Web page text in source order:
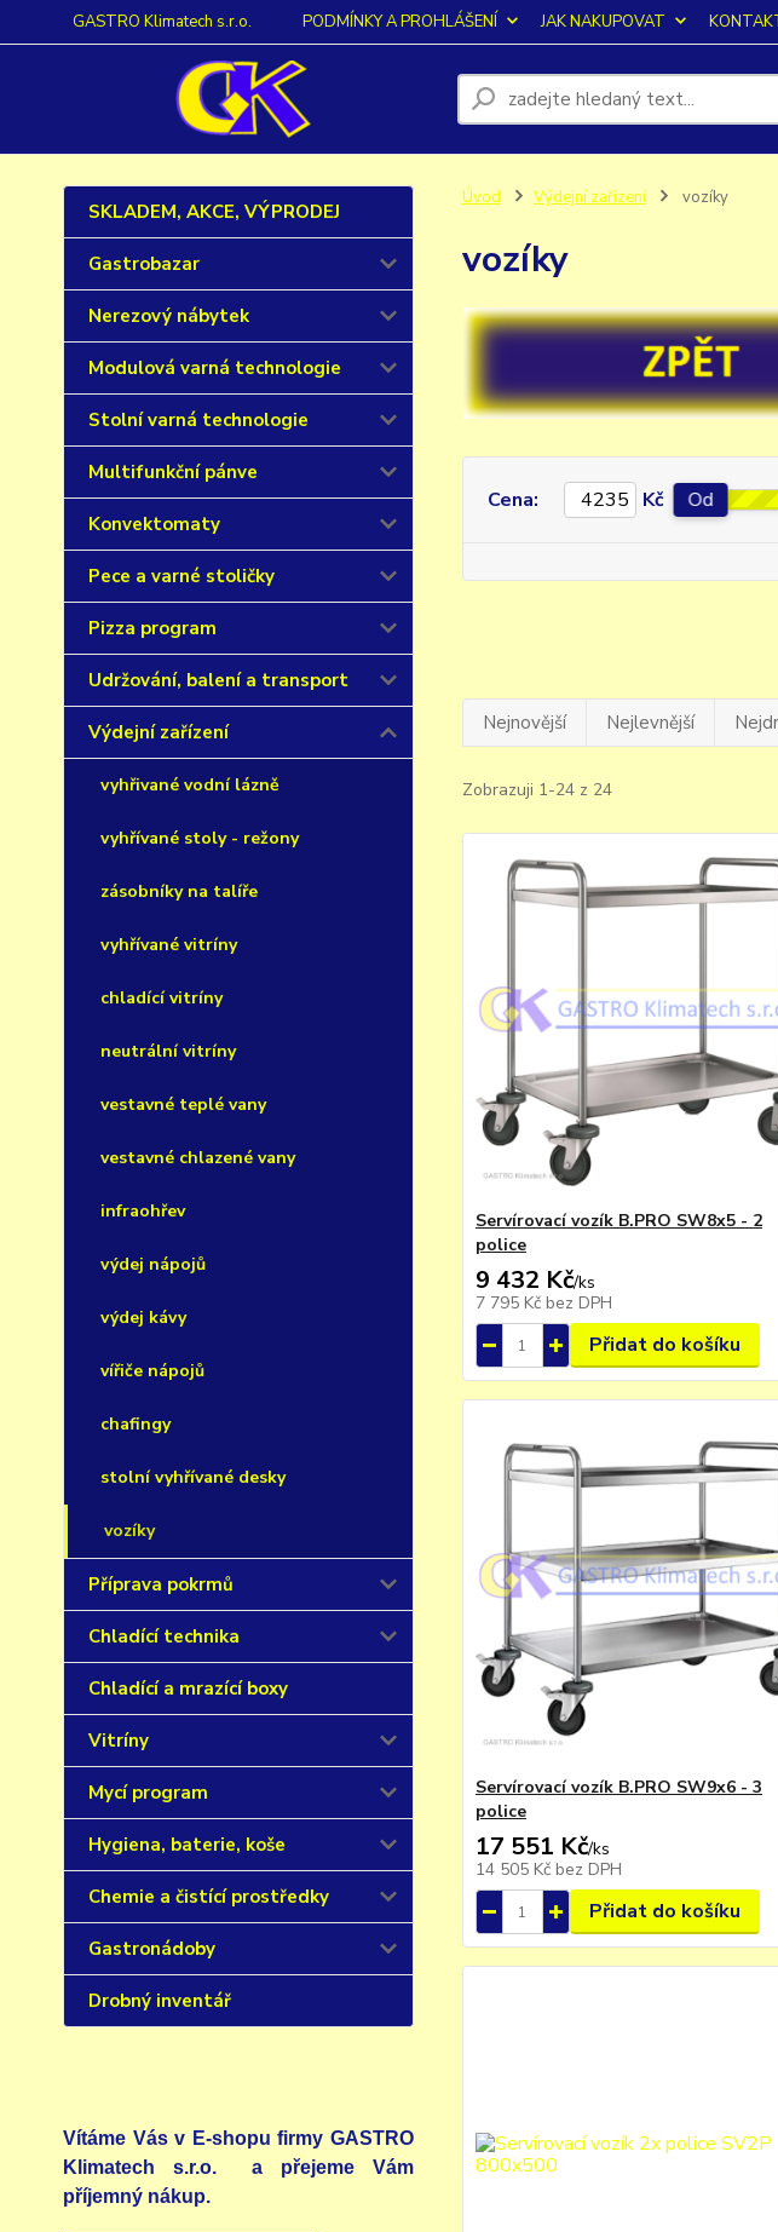
GASTRO Klimatech s.r.o. PODMÍNKY A PROHLÁŠENÍ JAK NAKUPOVAT
SKLADEM, AKCE, VÝPRODEJ
Gastrobazar
Nerezový nábytek
Modulová varná technologie
Stolní varná technologie
Multifunkční pánve
Konvektomaty
Pece a varné stoličky
Pizza program
Udržování, balení a transport
Výdejní zařízení
vyhřivané vodní lázně
vyhřívané stoly - režony
zásobníky na talíře
vyhřívané vitríny
chladící vitríny
neutrální vitríny
vestavné teplé vany
vestavné chlazené vany
infraohřev
výdej nápojů
výdej kávy
vířiče nápojů
chafingy
stolní vyhřívané desky
vozíky
Příprava pokrmů
Chladící technika
Chladící a mrazící boxy
Vitríny
Mycí program
Hygiena, baterie, koše
Chemie a čistící prostředky
Gastronádoby
Drobný inventář
Vítáme Vás v E-shopu firmy GASTRO
Klimatech s.r.o. a přejeme Vám
příjemný nákup.
Úvod Výdejní zařízení vozíky
vozíky
Cena: Kč Od
Nejnovější Nejlevnější
Zobrazuji 1-24 z 24
Servírovací vozík B.PRO SW8x5 - 2
police
9 432 Kč/ks
7 795 Kč bez DPH
Přidat do košíku
Servírovací vozík B.PRO SW9x6 - 3
police
17 551 Kč/ks
14 505 Kč bez DPH
Přidat do košíku